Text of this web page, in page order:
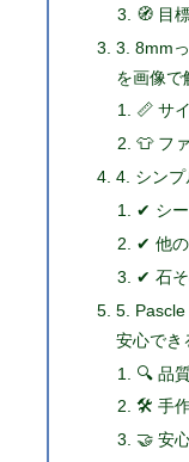
🧭 目
3. 8mm
を画像で
📏 サ
👕 フ
4. シン
✔ シ
✔ 他
✔ 石
5. Pascle
安心でき
🔍 品
🛠 手
🤝 安